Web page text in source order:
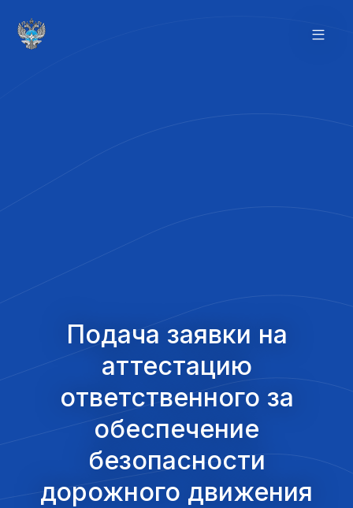
Подача заявки на
аттестацию
ответственного за
обеспечение
безопасности
дорожного движения